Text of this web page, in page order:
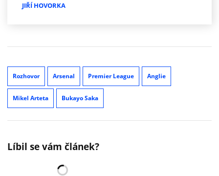
JIŘÍ HOVORKA
Rozhovor Arsenal Premier League Anglie
Mikel Arteta Bukayo Saka
Líbil se vám článek?